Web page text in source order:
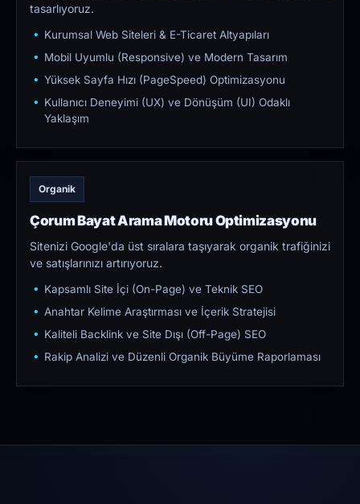
tasarlıyoruz.
Kurumsal Web Siteleri & E-Ticaret Altyapıları
Mobil Uyumlu (Responsive) ve Modern Tasarım
Yüksek Sayfa Hızı (PageSpeed) Optimizasyonu
Kullanıcı Deneyimi (UX) ve Dönüşüm (UI) Odaklı
Yaklaşım
Organik
Çorum Bayat Arama Motoru Optimizasyonu
Sitenizi Google'da üst sıralara taşıyarak organik trafiğinizi
ve satışlarınızı artırıyoruz.
Kapsamlı Site İçi (On-Page) ve Teknik SEO
Anahtar Kelime Araştırması ve İçerik Stratejisi
Kaliteli Backlink ve Site Dışı (Off-Page) SEO
Rakip Analizi ve Düzenli Organik Büyüme Raporlaması